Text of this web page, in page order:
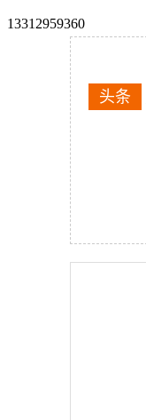
13312959360
头条